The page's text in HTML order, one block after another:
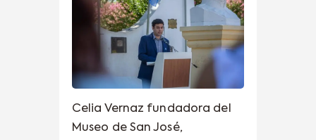
Celia Vernaz fundadora del
Museo de San José,